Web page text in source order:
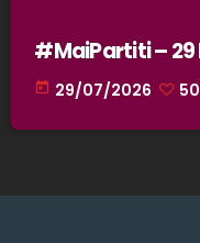
#MaiPartiti – 29
today 29/07/2026 50